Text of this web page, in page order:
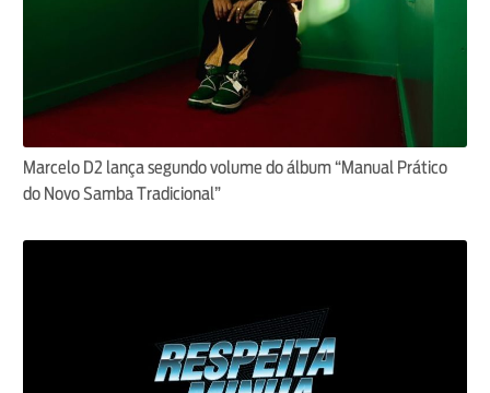
Marcelo D2 lança segundo volume do álbum “Manual Prático
do Novo Samba Tradicional”